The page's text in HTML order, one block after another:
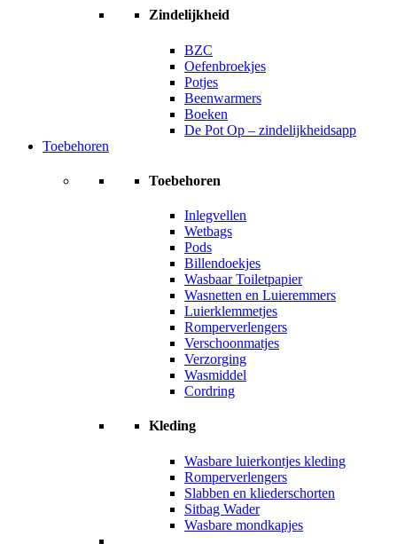
Zindelijkheid
BZC
Oefenbroekjes
Potjes
Beenwarmers
Boeken
De Pot Op – zindelijkheidsapp
Toebehoren
Toebehoren
Inlegvellen
Wetbags
Pods
Billendoekjes
Wasbaar Toiletpapier
Wasnetten en Luieremmers
Luierklemmetjes
Romperverlengers
Verschoonmatjes
Verzorging
Wasmiddel
Cordring
Kleding
Wasbare luierkontjes kleding
Romperverlengers
Slabben en kliederschorten
Sitbag Wader
Wasbare mondkapjes